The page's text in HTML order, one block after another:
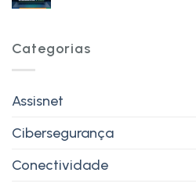
Categorias
Assisnet
Cibersegurança
Conectividade